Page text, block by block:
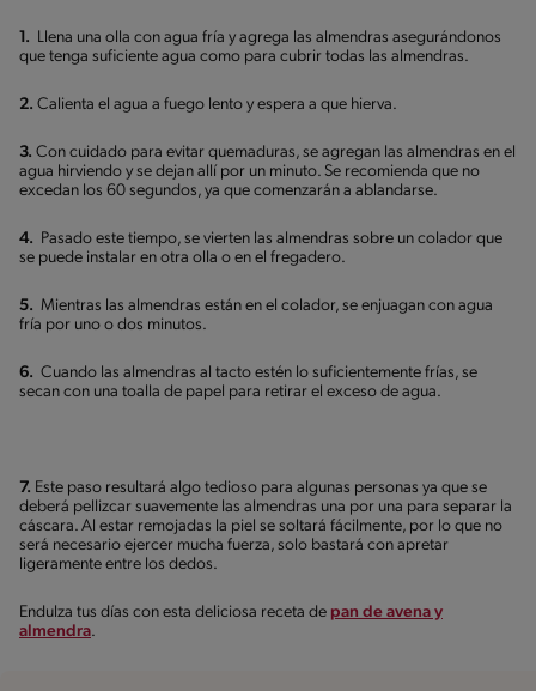
1. Llena una olla con agua fría y agrega las almendras asegurándonos
que tenga suficiente agua como para cubrir todas las almendras.
2. Calienta el agua a fuego lento y espera a que hierva.
3. Con cuidado para evitar quemaduras, se agregan las almendras en el
agua hirviendo y se dejan allí por un minuto. Se recomienda que no
excedan los 60 segundos, ya que comenzarán a ablandarse.
4. Pasado este tiempo, se vierten las almendras sobre un colador que
se puede instalar en otra olla o en el fregadero.
5. Mientras las almendras están en el colador, se enjuagan con agua
fría por uno o dos minutos.
6. Cuando las almendras al tacto estén lo suficientemente frías, se
secan con una toalla de papel para retirar el exceso de agua.
7. Este paso resultará algo tedioso para algunas personas ya que se
deberá pellizcar suavemente las almendras una por una para separar la
cáscara. Al estar remojadas la piel se soltará fácilmente, por lo que no
será necesario ejercer mucha fuerza, solo bastará con apretar
ligeramente entre los dedos.
Endulza tus días con esta deliciosa receta de pan de avena y
almendra.